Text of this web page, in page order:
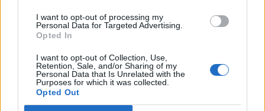
I want to opt-out of processing my
Personal Data for Targeted Advertising.
Opted In
I want to opt-out of Collection, Use,
Retention, Sale, and/or Sharing of my
Personal Data that Is Unrelated with the
Purposes for which it was collected.
Opted Out
Det hela var tänkt som ett skämt men tv-sändningen
spreds över många delstater och pengarna började
att strömma in. Då valde Carson King att för egen
hand ta pengar så det räckte till en låda med Busch-